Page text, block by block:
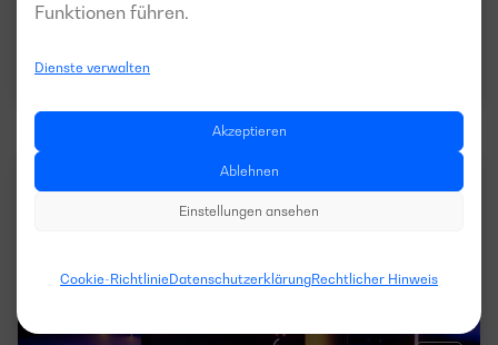
Funktionen führen.
Dienste verwalten
Akzeptieren
Ablehnen
Einstellungen ansehen
Cookie-RichtlinieDatenschutzerklärungRechtlicher Hinweis